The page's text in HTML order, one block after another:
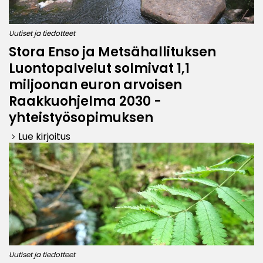
Uutiset ja tiedotteet
Stora Enso ja Metsähallituksen
Luontopalvelut solmivat 1,1
miljoonan euron arvoisen
Raakkuohjelma 2030 -
yhteistyösopimuksen
keyboard_arrow_right Lue kirjoitus
Uutiset ja tiedotteet